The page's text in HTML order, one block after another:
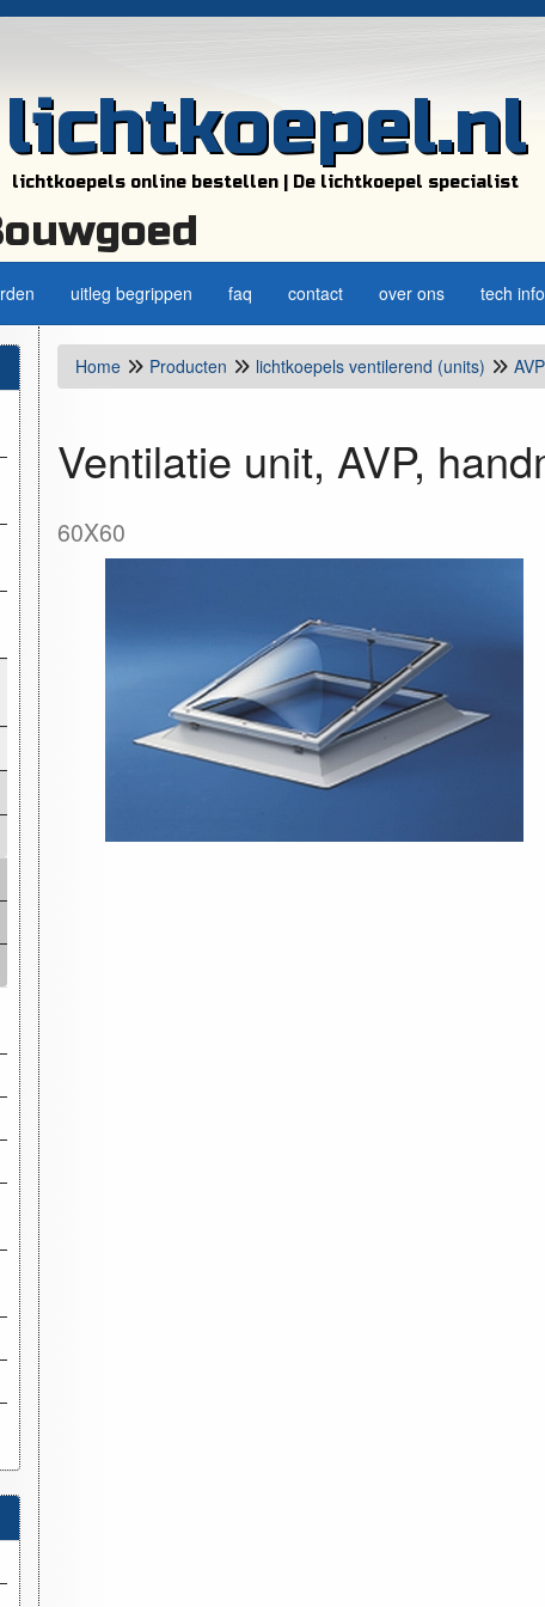
lichtkoepel.nl
lichtkoepels online bestellen | De lichtkoepel specialist
uitleg begrippen faq contact over ons tech info
Home Producten lichtkoepels ventilerend (units)
Ventilatie unit, AVP,
60X60